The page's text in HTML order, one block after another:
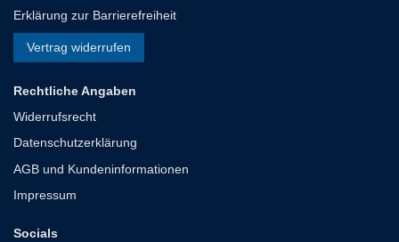
Erklärung zur Barrierefreiheit
Vertrag widerrufen
Rechtliche Angaben
Widerrufsrecht
Datenschutzerklärung
AGB und Kundeninformationen
Impressum
Socials